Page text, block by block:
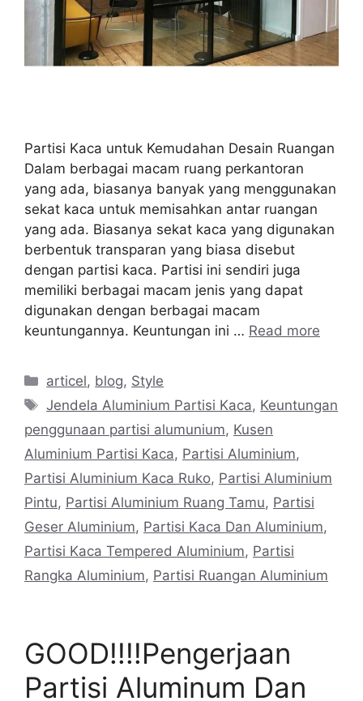
Partisi Kaca untuk Kemudahan Desain Ruangan
Dalam berbagai macam ruang perkantoran
yang ada, biasanya banyak yang menggunakan
sekat kaca untuk memisahkan antar ruangan
yang ada. Biasanya sekat kaca yang digunakan
berbentuk transparan yang biasa disebut
dengan partisi kaca. Partisi ini sendiri juga
memiliki berbagai macam jenis yang dapat
digunakan dengan berbagai macam
keuntungannya. Keuntungan ini … Read more
Categories
articel, blog, Style
Tags
Jendela Aluminium Partisi Kaca, Keuntungan
penggunaan partisi alumunium, Kusen
Aluminium Partisi Kaca, Partisi Aluminium,
Partisi Aluminium Kaca Ruko, Partisi Aluminium
Pintu, Partisi Aluminium Ruang Tamu, Partisi
Geser Aluminium, Partisi Kaca Dan Aluminium,
Partisi Kaca Tempered Aluminium, Partisi
Rangka Aluminium, Partisi Ruangan Aluminium
GOOD!!!!Pengerjaan
Partisi Aluminum Dan